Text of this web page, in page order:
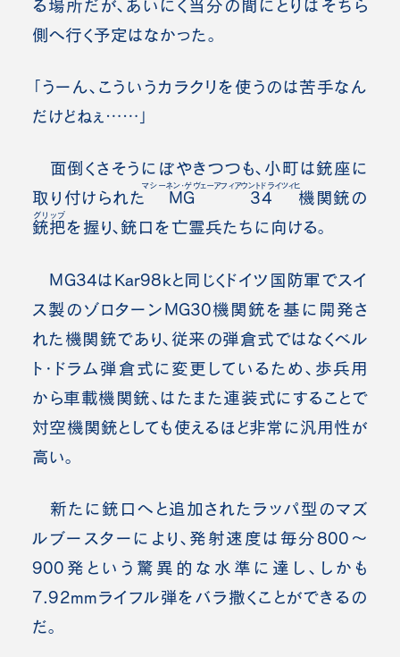
る場所だが、あいにく当分の間にとりはそちら
側へ行く予定はなかった。
「うーん、こういうカラクリを使うのは苦手なん
だけどねぇ……」
面倒くさそうにぼやきつつも、小町は銃座に
取り付けられた
MG
マシーネン・ゲヴェーア
34
フィアウントドライツィヒ
機関銃の
銃把
グリップ
を握り、銃口を亡霊兵たちに向ける。
MG34はKar98kと同じくドイツ国防軍でスイ
ス製のゾロターンMG30機関銃を基に開発さ
れた機関銃であり、従来の弾倉式ではなくベル
ト・ドラム弾倉式に変更しているため、歩兵用
から車載機関銃、はたまた連装式にすることで
対空機関銃としても使えるほど非常に汎用性が
高い。
新たに銃口へと追加されたラッパ型のマズ
ルブースターにより、発射速度は毎分800～
900発という驚異的な水準に達し、しかも
7.92mmライフル弾を バラ撒くことができるの
だ。